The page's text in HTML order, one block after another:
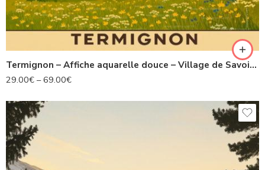
Termignon – Affiche aquarelle douce – Village de Savoie – Collection Les Alpes Illustrées
29.00€ –69.00€